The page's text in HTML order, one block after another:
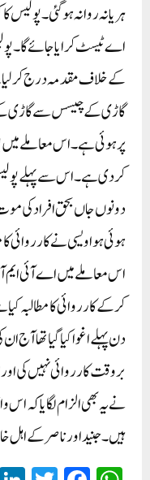
ہریانہ روانہ ہوگئی۔
کے خلاف مقدمہ درج کر
گاڑی کے چیسس سے گاڑی
پرہوئی ہے۔ اس معاملے
کردی ہے۔ اس سے پہلے پولیس
دونوں جاں بحق افراد کی
ہوئی ہواویسی نے کارروائی کا
اس معاملے میں اے آئی
کرکے کارروائی کا مطالبہ
دن پہلے اغوا کیا گیا تھاآج
بروقت کارروائی نہیں کی
نے یہ بھی الزام لگایا کہ
ہیں۔ جنید اور ناصر کے